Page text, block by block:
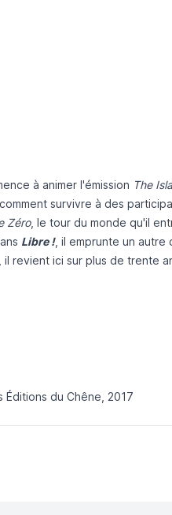
à animer l'émission The
survivre à des
Zéro, le tour du monde qu'il
Libre !, il emprunte un autre
revient ici sur plus de trente
du Chêne, 2017